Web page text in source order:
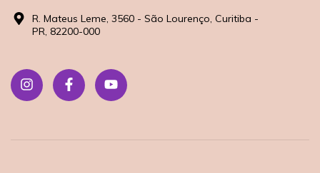
R. Mateus Leme, 3560 - São Lourenço, Curitiba -
PR, 82200-000